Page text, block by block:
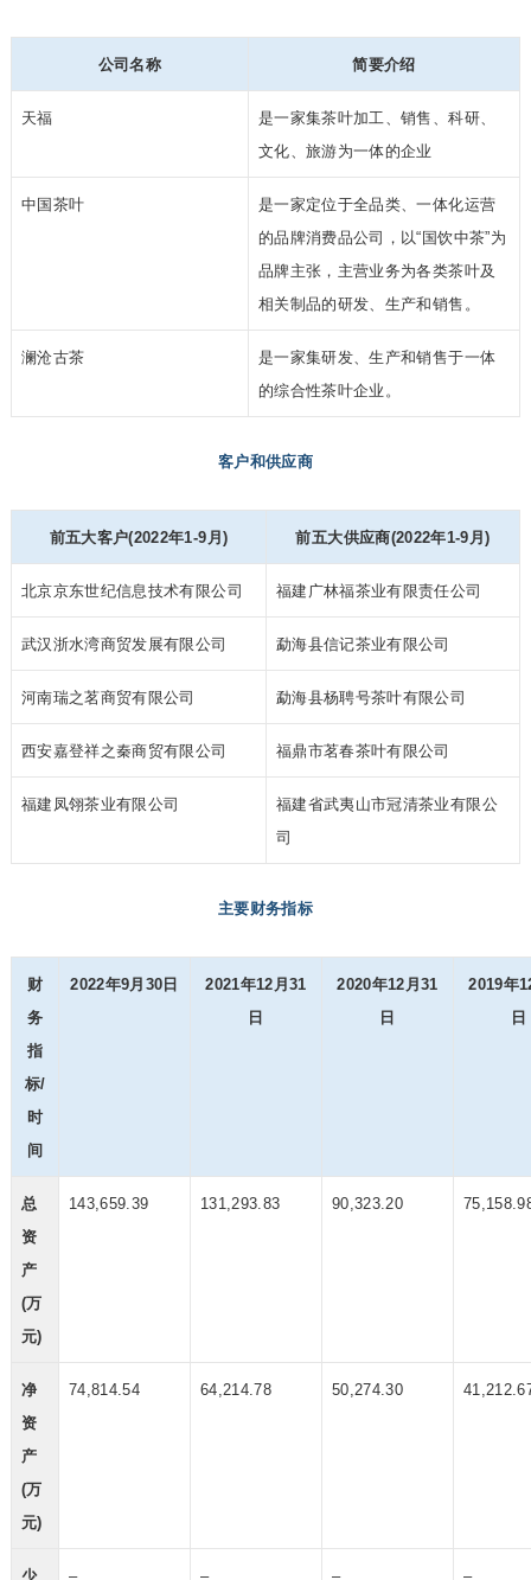
公司名称 简要介绍
天福
是一家集茶叶加工、销售、科研、
文化、旅游为一体的企业
中国茶叶
是一家定位于全品类、一体化运营
的品牌消费品公司，以“国饮中茶”为
品牌主张，主营业务为各类茶叶及
相关制品的研发、生产和销售。
澜沧古茶
是一家集研发、生产和销售于一体
的综合性茶叶企业。
客户和供应商
前五大客户(2022年1-9月) 前五大供应商(2022年1-9月)
北京京东世纪信息技术有限公司 福建广林福茶业有限责任公司
武汉浙水湾商贸发展有限公司 勐海县信记茶业有限公司
河南瑞之茗商贸有限公司 勐海县杨聘号茶叶有限公司
西安嘉登祥之秦商贸有限公司 福鼎市茗春茶叶有限公司
福建凤翎茶业有限公司
福建省武夷山市冠清茶业有限公
司
主要财务指标
财
务
指
标/
时
间
2022年9月30日
2021年12月31
日
2020年12月31
日
2019年
日
总
资
产
(万
元)
143,659.39 131,293.83 90,323.20
净
资
产
(万
元)
74,814.54 64,214.78 50,274.30
少 – – – –